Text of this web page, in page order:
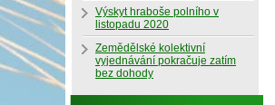
Výskyt hraboše polního v
listopadu 2020
Zemědělské kolektivní
vyjednávání pokračuje zatím
bez dohody